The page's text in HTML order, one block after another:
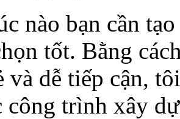
nào bạn cần
tốt. Bằng
và dễ tiếp cận,
công trình xây